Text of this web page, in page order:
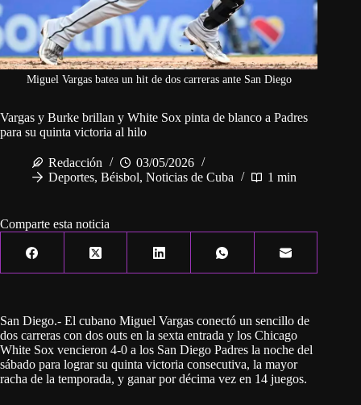
Miguel Vargas batea un hit de dos carreras ante San Diego
Vargas y Burke brillan y White Sox pinta de blanco a Padres
para su quinta victoria al hilo
Redacción
03/05/2026
Deportes, Béisbol, Noticias de Cuba 1 min
Comparte esta noticia
San Diego.- El cubano Miguel Vargas conectó un sencillo de
dos carreras con dos outs en la sexta entrada y los Chicago
White Sox vencieron 4-0 a los San Diego Padres la noche del
sábado para lograr su quinta victoria consecutiva, la mayor
racha de la temporada, y ganar por décima vez en 14 juegos.